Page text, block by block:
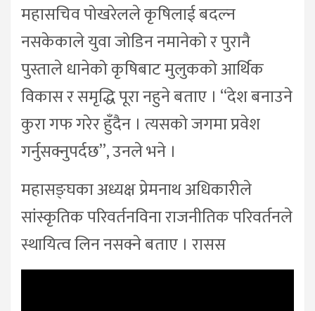
महासचिव पोखरेलले कृषिलाई बदल्न
नसकेकाले युवा जोडिन नमानेको र पुरानै
पुस्ताले धानेको कृषिबाट मुलुकको आर्थिक
विकास र समृद्धि पूरा नहुने बताए । “देश बनाउने
कुरा गफ गरेर हुँदैन । त्यसको जगमा प्रवेश
गर्नुसक्नुपर्दछ”, उनले भने ।
महासङ्घका अध्यक्ष प्रेमनाथ अधिकारीले
सांस्कृतिक परिवर्तनविना राजनीतिक परिवर्तनले
स्थायित्व लिन नसक्ने बताए । रासस